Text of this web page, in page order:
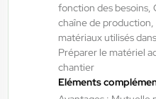
fonction des besoins,
chaîne de production,
matériaux utilisés
Préparer le matériel
chantier
Eléments
ANTILOPE RH
Aide mécanicien
Rambervillers , France